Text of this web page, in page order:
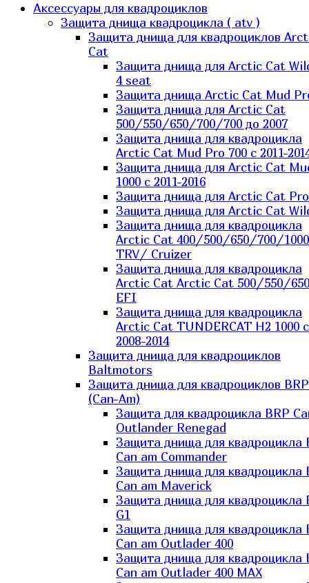
Аксессуары для квадроциклов
Защита днища квадроцикла ( atv )
Защита днища для квадроциклов
Cat
Защита днища для Arctic Cat
4 seat
Защита днища Arctic Cat Mud
Защита днища для Arctic Cat
500/550/650/700/700 до 2007
Защита днища для квадроцикла
Arctic Cat Mud Pro 700 с 2011-
Защита днища для Arctic Cat
1000 c 2011-2016
Защита днища для Arctic Cat
Защита днища для Arctic Cat
Защита днища для квадроцикла
Arctic Cat 400/500/650/700/1000
TRV/ Cruizer
Защита днища для квадроцикла
Arctic Cat Arctic Cat 500/550/
EFI
Защита днища для квадроцикла
Arctic Cat TUNDERCAT H2 1000 c
2008-2014
Защита днища для квадроциклов
Baltmotors
Защита днища для квадроциклов BRP
(Can-Am)
Защита для квадроцикла BRP
Outlander Renegad
Защита днища для квадроцикла
Can am Commander
Защита днища для квадроцикла
Can am Maverick
Защита днища для квадроцикла
G1
Защита днища для квадроцикла
Can am Outlader 400
Защита днища для квадроцикла
Can am Outlader 400 MAX